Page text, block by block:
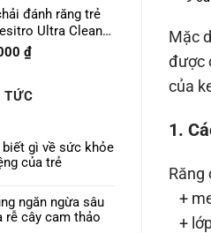
đánh răng trẻ
Ultra Clean
7680
₫
TỨC
biết gì về sức khỏe
của trẻ
ngăn ngừa sâu
rễ cây cam thảo
Mặc
được
của
1.
Răng
+
+